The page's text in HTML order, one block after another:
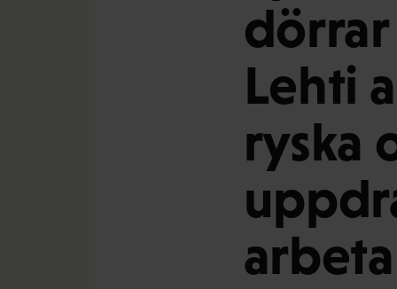
Lehti
ryska